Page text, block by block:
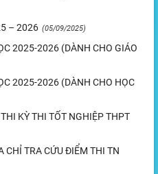
– 2026 (05/09/2025)
2025-2026 (DÀNH CHO GIÁO
2025-2026 (DÀNH CHO HỌC
KỲ THI TỐT NGHIỆP THPT
CHỈ TRA CỨU ĐIỂM THI TN